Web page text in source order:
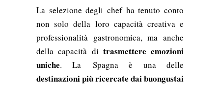
La selezione degli chef ha tenuto conto
non solo della loro capacità creativa e
professionalità gastronomica, ma anche
della capacità di trasmettere emozioni
uniche. La Spagna è una delle
destinazioni più ricercate dai buongustai